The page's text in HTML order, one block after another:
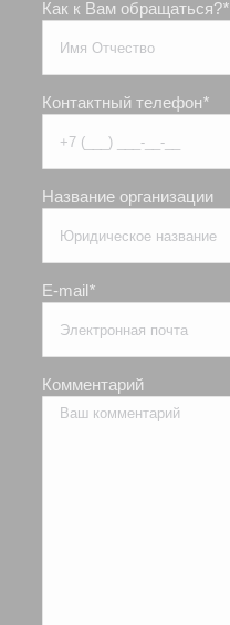
Как к Вам обращаться?*
Контактный телефон*
Название организации
E-mail*
Комментарий